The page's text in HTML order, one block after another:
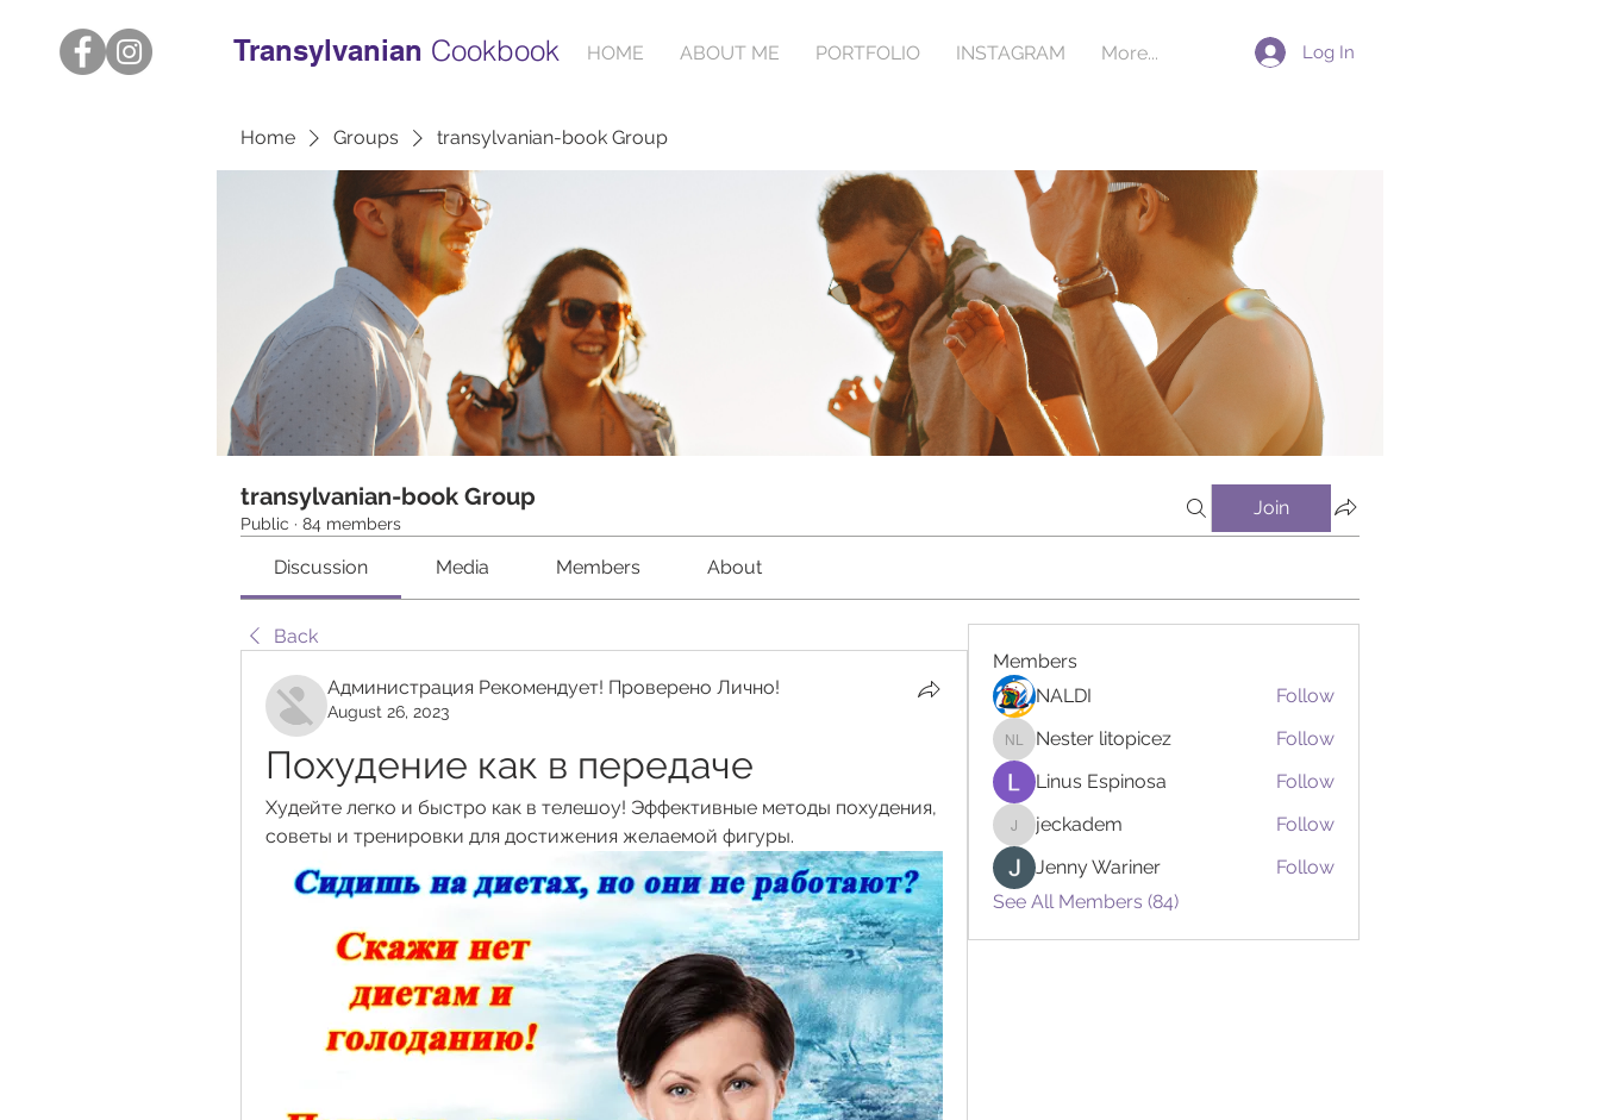
HOME ABOUT ME PORTFOLIO INSTAGRAM More...
Transylvanian Cookbook Log In
Home Groups transylvanian-book Group
transylvanian-book Group
Public · 84 members
Join
Discussion Media Members About
Back
Администрация Рекомендует! Проверено Лично!
August 26, 2023
Похудение как в передаче
Худейте легко и быстро как в телешоу! Эффективные методы похудения,
советы и тренировки для достижения желаемой фигуры.
Members
NALDI
Follow
Nester litopicez
Nester litopicez
Follow
Linus Espinosa
Follow
jeckadem
jeckadem
Follow
Jenny Wariner
Follow
See All Members (84)